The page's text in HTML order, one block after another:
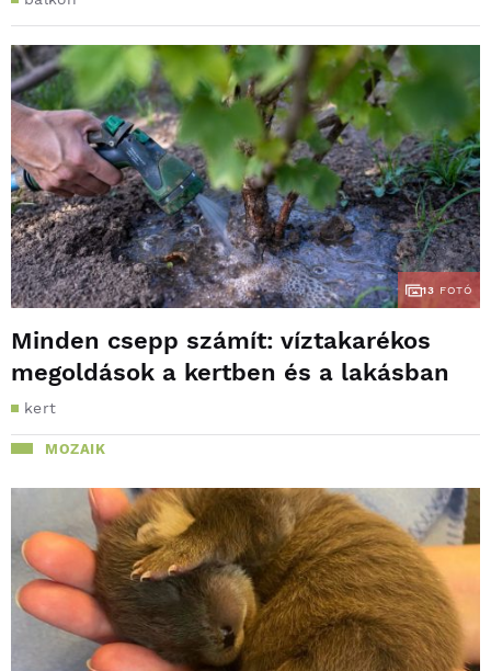
13 FOTÓ
Minden csepp számít: víztakarékos
megoldások a kertben és a lakásban
kert
MOZAIK